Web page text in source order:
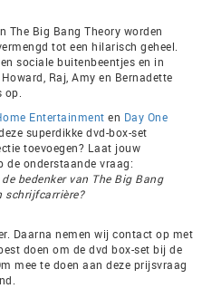
The Big Bang Theory worden
tot een hilarisch geheel.
sociale buitenbeentjes en in
Raj, Amy en Bernadette
op.
Entertainment en Day One
superdikke dvd-box-set
toevoegen? Laat jouw
de onderstaande vraag:
bedenker van The Big Bang
schrijfcarrière?
Daarna nemen wij contact op met
doen om de dvd box-set bij de
mee te doen aan deze prijsvraag